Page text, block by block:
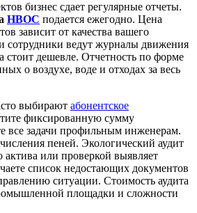
бизнес сдает регулярные отчеты.
НВОС подается ежегодно. Цена
зависит от качества вашего
сотрудники ведут журналы движения
стоит дешевле. Отчетность по форме
о воздухе, воде и отходах за весь
выбирают абонентское
фиксированную сумму
все задачи профильным инженерам.
пеней. Экологический аудит
актива или проверкой выявляет
список недостающих документов
ситуации. Стоимость аудита
площадки и сложности